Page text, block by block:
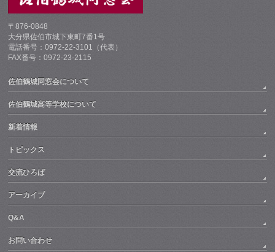
〒876-0848
大分県佐伯市城下東町7番1号
電話番号：0972-22-3101（代表）
FAX番号：0972-23-2115
佐伯鶴城同窓会について
佐伯鶴城高等学校について
新着情報
トピックス
交流ひろば
アーカイブ
Q&A
お問い合わせ